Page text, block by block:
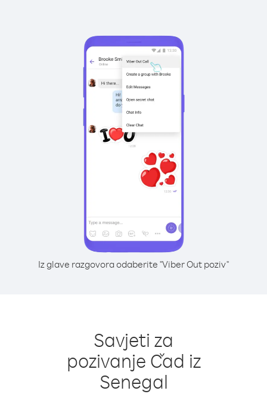
Iz glave razgovora odaberite "Viber Out poziv"
Savjeti za
pozivanje Čad iz
Senegal